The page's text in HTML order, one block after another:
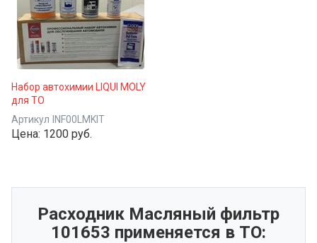
Набор автохимии LIQUI MOLY
для ТО
Артикул
INF00LMKIT
Цена: 1200 руб.
Расходник Масляный фильтр
101653 применяется в ТО: